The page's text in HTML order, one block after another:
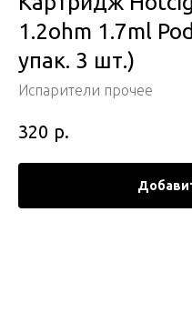
1.2ohm 1.7ml
упак. 3 шт.)
Испарители прочее
320 р.